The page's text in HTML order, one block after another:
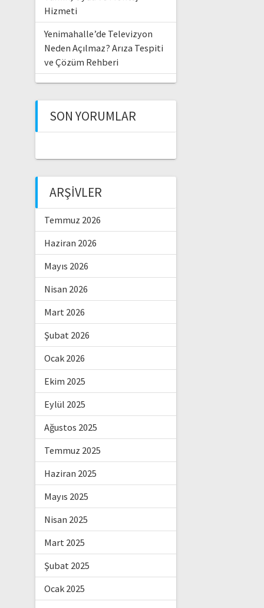
Hizmeti
Yenimahalle’de Televizyon
Neden Açılmaz? Arıza Tespiti
ve Çözüm Rehberi
SON YORUMLAR
ARŞIVLER
Temmuz 2026
Haziran 2026
Mayıs 2026
Nisan 2026
Mart 2026
Şubat 2026
Ocak 2026
Ekim 2025
Eylül 2025
Ağustos 2025
Temmuz 2025
Haziran 2025
Mayıs 2025
Nisan 2025
Mart 2025
Şubat 2025
Ocak 2025